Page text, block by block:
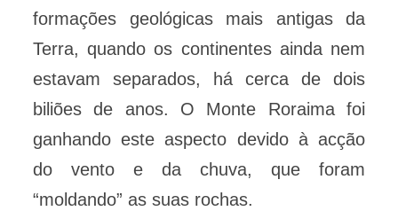
formações geológicas mais antigas da
Terra, quando os continentes ainda nem
estavam separados, há cerca de dois
biliões de anos. O Monte Roraima foi
ganhando este aspecto devido à acção
do vento e da chuva, que foram
“moldando” as suas rochas.